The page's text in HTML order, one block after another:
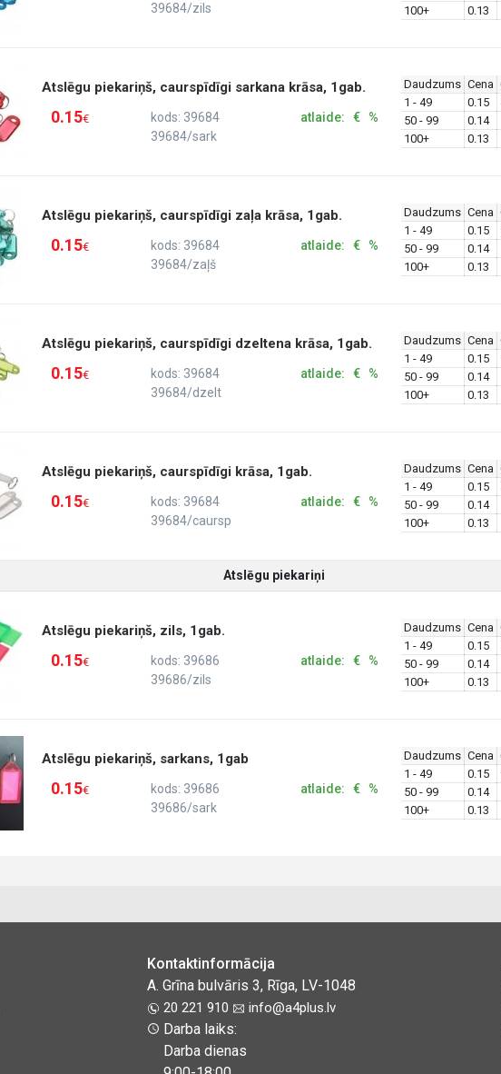
39684/zils
100+
0.13
Atslēgu piekariņš, caurspīdīgi sarkana krāsa, 1gab.
0.15€
kods: 39684
39684/sark
atlaide: € %
Daudzums Cena
1 - 49
0.15
50 - 99
0.14
100+
0.13
Atslēgu piekariņš, caurspīdīgi zaļa krāsa, 1gab.
0.15€
kods: 39684
39684/zaļš
atlaide: € %
Daudzums Cena
1 - 49
0.15
50 - 99
0.14
100+
0.13
Atslēgu piekariņš, caurspīdīgi dzeltena krāsa, 1gab.
0.15€
kods: 39684
39684/dzelt
atlaide: € %
Daudzums Cena
1 - 49
0.15
50 - 99
0.14
100+
0.13
Atslēgu piekariņš, caurspīdīgi krāsa, 1gab.
0.15€
kods: 39684
39684/caursp
atlaide: € %
Daudzums Cena
1 - 49
0.15
50 - 99
0.14
100+
0.13
Atslēgu piekariņi
Atslēgu piekariņš, zils, 1gab.
0.15€
kods: 39686
39686/zils
atlaide: € %
Daudzums Cena
1 - 49
0.15
50 - 99
0.14
100+
0.13
Atslēgu piekariņš, sarkans, 1gab
0.15€
kods: 39686
39686/sark
atlaide: € %
Daudzums Cena
1 - 49
0.15
50 - 99
0.14
100+
0.13
Kontaktinformācija
A. Grīna bulvāris 3, Rīga, LV-1048
20 221 910 info@a4plus.lv
Darba laiks:
Darba dienas